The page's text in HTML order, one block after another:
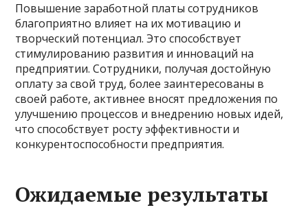
Повышение заработной платы сотрудников
благоприятно влияет на их мотивацию и
творческий потенциал. Это способствует
стимулированию развития и инноваций на
предприятии. Сотрудники, получая достойную
оплату за свой труд, более заинтересованы в
своей работе, активнее вносят предложения по
улучшению процессов и внедрению новых идей,
что способствует росту эффективности и
конкурентоспособности предприятия.
Ожидаемые результаты